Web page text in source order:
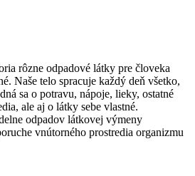
rôzne odpadové látky pre človeka
Naše telo spracuje každý deň všetko,
sa o potravu, nápoje, lieky, ostatné
ale aj o látky sebe vlastné.
odpadov látkovej výmeny
vnútorného prostredia organizmu